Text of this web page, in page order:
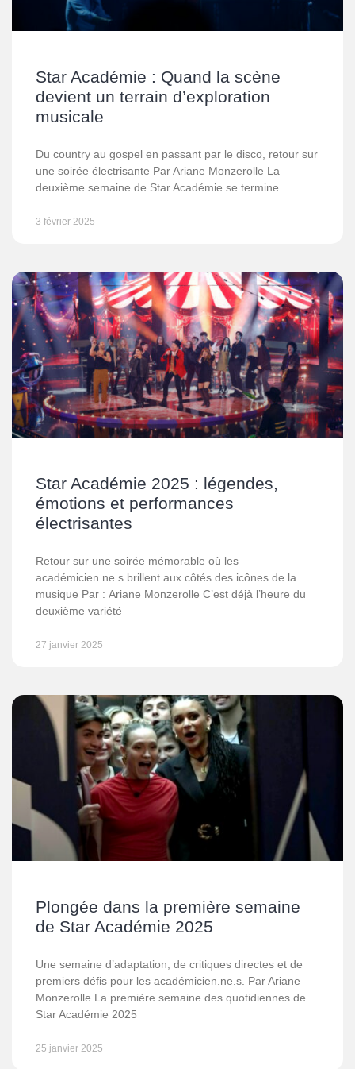
Star Académie : Quand la scène
devient un terrain d’exploration
musicale
Du country au gospel en passant par le disco, retour sur
une soirée électrisante Par Ariane Monzerolle La
deuxième semaine de Star Académie se termine
3 février 2025
Star Académie 2025 : légendes,
émotions et performances
électrisantes
Retour sur une soirée mémorable où les
académicien.ne.s brillent aux côtés des icônes de la
musique Par : Ariane Monzerolle C’est déjà l’heure du
deuxième variété
27 janvier 2025
Plongée dans la première semaine
de Star Académie 2025
Une semaine d’adaptation, de critiques directes et de
premiers défis pour les académicien.ne.s. Par Ariane
Monzerolle La première semaine des quotidiennes de
Star Académie 2025
25 janvier 2025